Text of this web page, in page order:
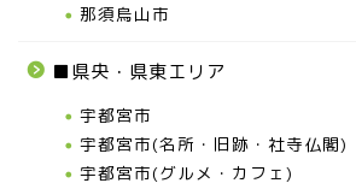
那須烏山市
■県央・県東エリア
宇都宮市
宇都宮市(名所・旧跡・社寺仏閣)
宇都宮市(グルメ・カフェ)